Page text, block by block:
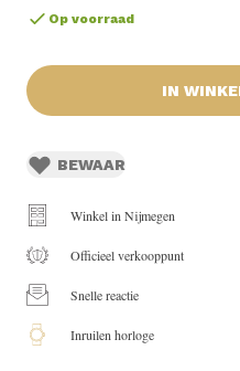
Op voorraad
IN
BEWAAR
Winkel in Nijmegen
Officieel verkooppunt
Snelle reactie
Inruilen horloge